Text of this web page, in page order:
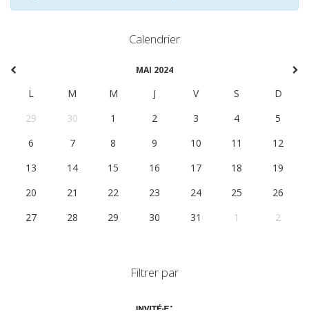
Calendrier
MAI 2024
L M M J V S
D
29
30 1 2 3 4
5
6
7 8 9 10 11
12
13
14 15 16 17 18
19
20
21 22 23 24 25
26
27
28 29 30 31 1 2
Filtrer par